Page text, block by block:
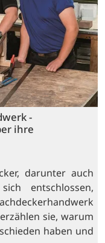
-
ihre
darunter auch
entschlossen,
sie, warum
haben und